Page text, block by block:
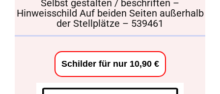
Selbst gestalten / beschriften –
Hinweisschild Auf beiden Seiten außerhalb
der Stellplätze – 539461
Schilder für nur 10,90 €